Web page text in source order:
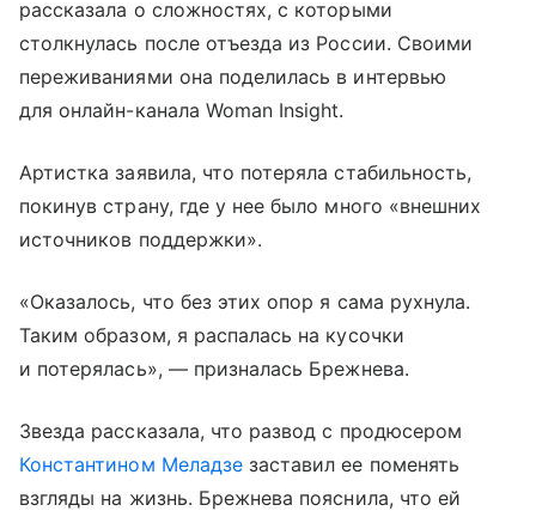
рассказала о сложностях, с которыми
столкнулась после отъезда из России. Своими
переживаниями она поделилась в интервью
для онлайн-канала Woman Insight.
Артистка заявила, что потеряла стабильность,
покинув страну, где у нее было много «внешних
источников поддержки».
«Оказалось, что без этих опор я сама рухнула.
Таким образом, я распалась на кусочки
и потерялась», — призналась Брежнева.
Звезда рассказала, что развод с продюсером
Константином Меладзезаставил ее поменять
взгляды на жизнь. Брежнева пояснила, что ей